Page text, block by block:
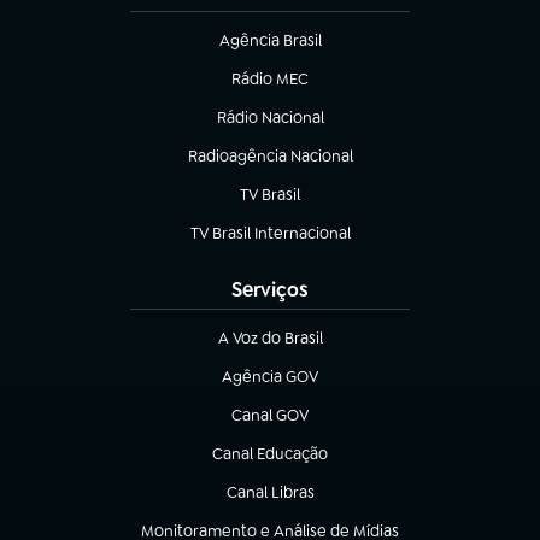
Agência Brasil
(abre em nova aba)
Rádio MEC
Rádio Nacional
(abre em nova aba)
Radioagência Nacional
(abre em nova aba)
TV Brasil
(abre em nova aba)
TV Brasil Internacional
(abre em nova aba)
Serviços
A Voz do Brasil
(abre em nova aba)
Agência GOV
(abre em nova aba)
Canal GOV
(abre em nova aba)
Canal Educação
(abre em nova aba)
Canal Libras
(abre em nova aba)
Monitoramento e Análise de Mídias